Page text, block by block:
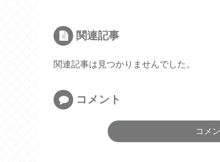
関連記事
関連記事は見つかりませんでした。
コメント
コメ